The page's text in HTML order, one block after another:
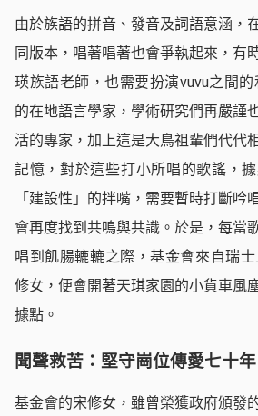
由於族語的拼音、發音及詞語意涵，
同版本，唱著唱著也會爭執起來，有
瑛族語老師，也需要扮演vuvu之間
的在地語言學家，學術研究們再嚴謹
活的專家，加上這是大鳥祖輩們代代
記憶，對於這些打小所唱的歌謠，
「建設性」的拌嘴，需要暫時打斷吟
會再度找到共鳴與共識。於是，每當
唱到飢腸轆轆之際，基金會來自瑞
修女，便會開著天琪家園的小貨車風
據點。
聞聲救苦：堅守崗位傳愛七十年
基金會的宋修女，雖曾榮獲政府頒發